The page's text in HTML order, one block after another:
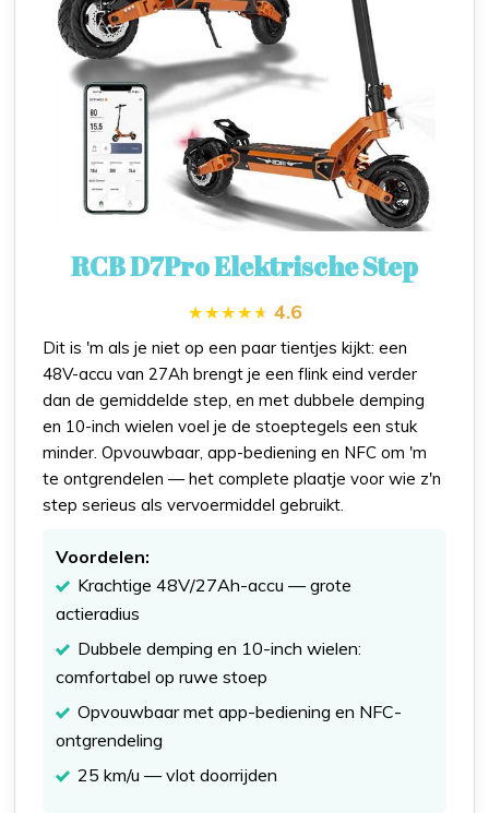
RCB D7Pro Elektrische Step
4.6
Dit is 'm als je niet op een paar tientjes kijkt: een
48V-accu van 27Ah brengt je een flink eind verder
dan de gemiddelde step, en met dubbele demping
en 10-inch wielen voel je de stoeptegels een stuk
minder. Opvouwbaar, app-bediening en NFC om 'm
te ontgrendelen — het complete plaatje voor wie z'n
step serieus als vervoermiddel gebruikt.
Voordelen:
Krachtige 48V/27Ah-accu — grote
actieradius
Dubbele demping en 10-inch wielen:
comfortabel op ruwe stoep
Opvouwbaar met app-bediening en NFC-
ontgrendeling
25 km/u — vlot doorrijden